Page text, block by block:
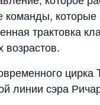
которые
трактовка
линии сэра